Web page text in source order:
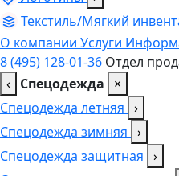
Текстиль/Мягкий
О компании Услуги
8 (495) 128-01-36 Отдел
‹ Спецодежда
×
Спецодежда летняя ›
Спецодежда зимняя ›
Спецодежда защитная ›